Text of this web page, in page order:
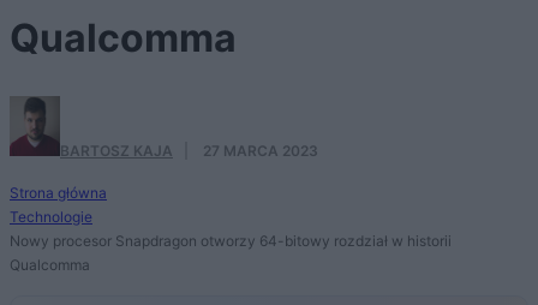
Qualcomma
BARTOSZ KAJA 27 MARCA 2023
Strona główna
Technologie
Nowy procesor Snapdragon otworzy 64-bitowy rozdział w historii
Qualcomma